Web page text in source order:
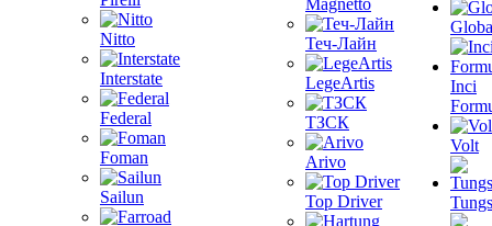
Nitto
Interstate
Federal
Foman
Sailun
Magnetto
Теч-Лайн
LegeArtis
ТЗСК
Arivo
Top Driver
Inci
Volt